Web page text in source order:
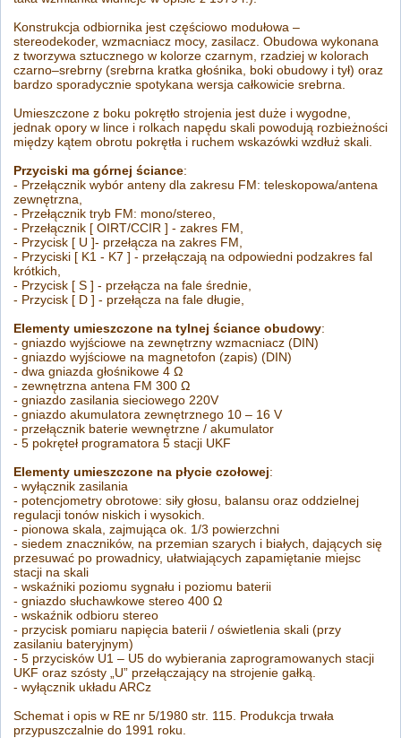
Konstrukcja odbiornika jest częściowo modułowa –
stereodekoder, wzmacniacz mocy, zasilacz. Obudowa wykonana
z tworzywa sztucznego w kolorze czarnym, rzadziej w kolorach
czarno–srebrny (srebrna kratka głośnika, boki obudowy i tył) oraz
bardzo sporadycznie spotykana wersja całkowicie srebrna.
Umieszczone z boku pokrętło strojenia jest duże i wygodne,
jednak opory w lince i rolkach napędu skali powodują rozbieżności
między kątem obrotu pokrętła i ruchem wskazówki wzdłuż skali.
Przyciski ma górnej ściance:
- Przełącznik wybór anteny dla zakresu FM: teleskopowa/antena
zewnętrzna,
- Przełącznik tryb FM: mono/stereo,
- Przełącznik [ OIRT/CCIR ] - zakres FM,
- Przycisk [ U ]- przełącza na zakres FM,
- Przyciski [ K1 - K7 ] - przełączają na odpowiedni podzakres fal
krótkich,
- Przycisk [ S ] - przełącza na fale średnie,
- Przycisk [ D ] - przełącza na fale długie,
Elementy umieszczone na tylnej ściance obudowy:
- gniazdo wyjściowe na zewnętrzny wzmacniacz (DIN)
- gniazdo wyjściowe na magnetofon (zapis) (DIN)
- dwa gniazda głośnikowe 4 Ω
- zewnętrzna antena FM 300 Ω
- gniazdo zasilania sieciowego 220V
- gniazdo akumulatora zewnętrznego 10 – 16 V
- przełącznik baterie wewnętrzne / akumulator
- 5 pokręteł programatora 5 stacji UKF
Elementy umieszczone na płycie czołowej:
- wyłącznik zasilania
- potencjometry obrotowe: siły głosu, balansu oraz oddzielnej
regulacji tonów niskich i wysokich.
- pionowa skala, zajmująca ok. 1/3 powierzchni
- siedem znaczników, na przemian szarych i białych, dających się
przesuwać po prowadnicy, ułatwiających zapamiętanie miejsc
stacji na skali
- wskaźniki poziomu sygnału i poziomu baterii
- gniazdo słuchawkowe stereo 400 Ω
- wskaźnik odbioru stereo
- przycisk pomiaru napięcia baterii / oświetlenia skali (przy
zasilaniu bateryjnym)
- 5 przycisków U1 – U5 do wybierania zaprogramowanych stacji
UKF oraz szósty „U” przełączający na strojenie gałką.
- wyłącznik układu ARCz
Schemat i opis w RE nr 5/1980 str. 115. Produkcja trwała
przypuszczalnie do 1991 roku.